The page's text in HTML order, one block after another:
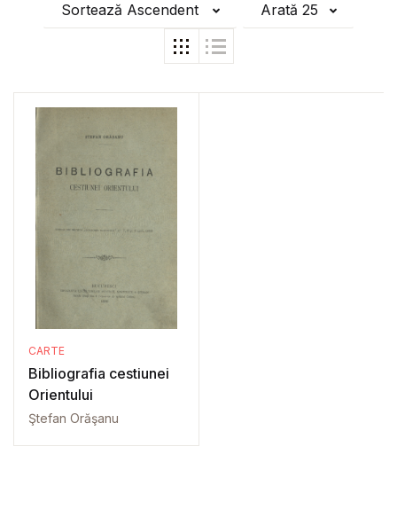
Sortează Ascendent Arată 25
CARTE
Bibliografia cestiunei
Orientului
Ştefan Orăşanu